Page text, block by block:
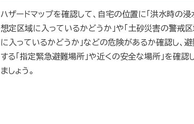
ハザードマップを確認して、自宅の位置に「洪水時の浸
想定区域に入っているかどうか」や「土砂災害の警戒
に入っているかどうか」などの危険があるか確認し、
する「指定緊急避難場所」や近くの安全な場所」を確認
ましょう。